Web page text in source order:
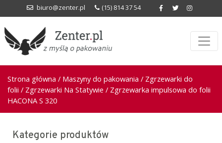
biuro@zenter.pl (15) 814 37 54
Strona główna / Maszyny do pakowania / Zgrzewarki do
folii / Zgrzewarki Na Statywie / Zgrzewarka impulsowa do folii
HACONA S 320
Kategorie produktów